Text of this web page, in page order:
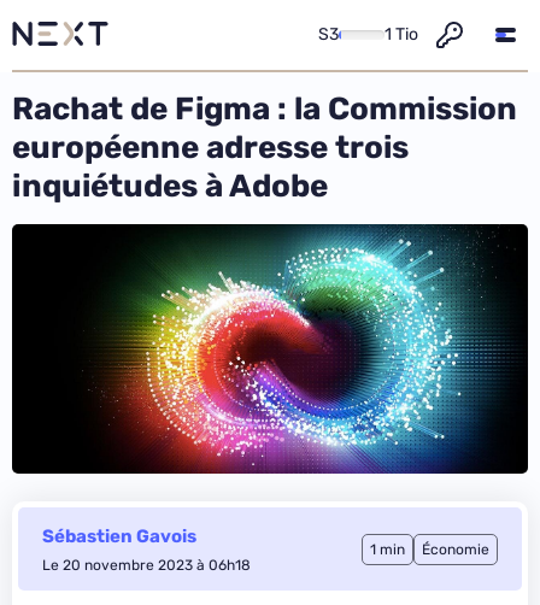
S3 1 Tio
Rachat de Figma : la Commission
européenne adresse trois
inquiétudes à Adobe
Sébastien Gavois
Le 20 novembre 2023 à 06h18
1 min Économie